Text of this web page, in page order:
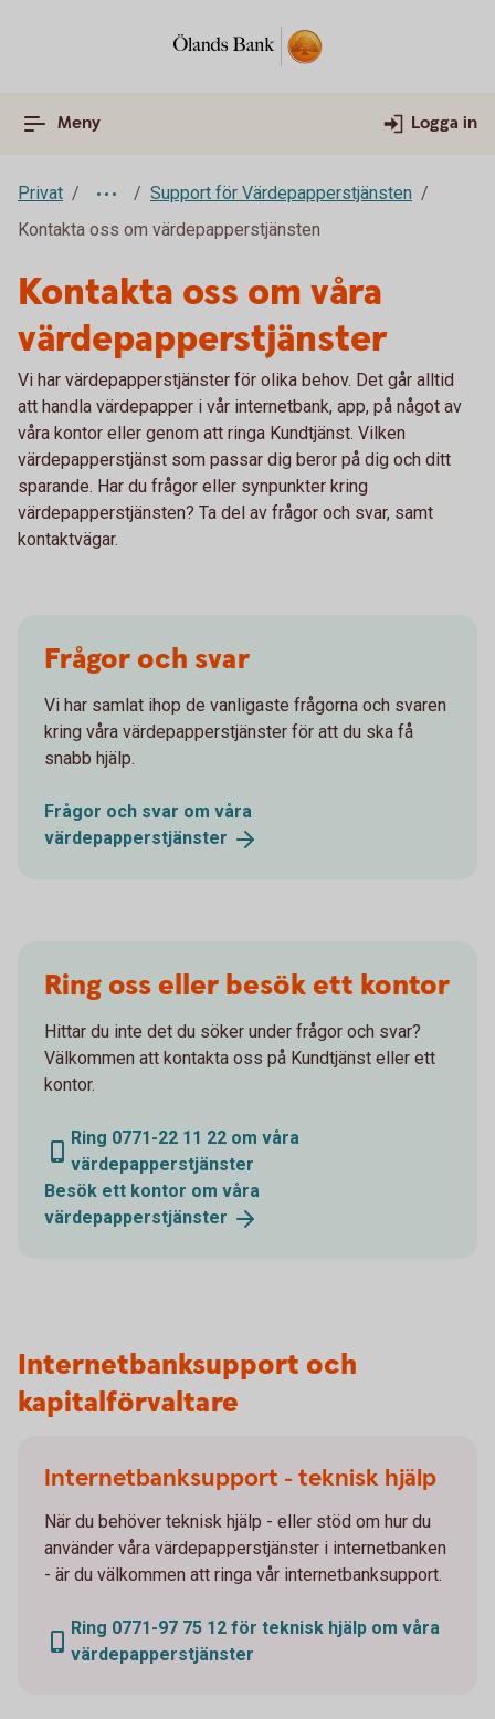
Meny Logga in
Privat
Support för Värdepapperstjänsten
Kontakta oss om värdepapperstjänsten
Kontakta oss om våra
värdepapperstjänster
Vi har värdepapperstjänster för olika behov. Det går alltid
att handla värdepapper i vår internetbank, app, på något av
våra kontor eller genom att ringa Kundtjänst. Vilken
värdepapperstjänst som passar dig beror på dig och ditt
sparande. Har du frågor eller synpunkter kring
värdepapperstjänsten? Ta del av frågor och svar, samt
kontaktvägar.
Frågor och svar
Vi har samlat ihop de vanligaste frågorna och svaren
kring våra värdepapperstjänster för att du ska få
snabb hjälp.
Frågor och svar om våra
värdepapperstjänster
Ring oss eller besök ett kontor
Hittar du inte det du söker under frågor och svar?
Välkommen att kontakta oss på Kundtjänst eller ett
kontor.
Ring 0771-22 11 22 om våra
värdepapperstjänster
Besök ett kontor om våra
värdepapperstjänster
Internetbanksupport och
kapitalförvaltare
Internetbanksupport - teknisk hjälp
När du behöver teknisk hjälp - eller stöd om hur du
använder våra värdepapperstjänster i internetbanken
- är du välkommen att ringa vår internetbanksupport.
Ring 0771-97 75 12 för teknisk hjälp om våra
värdepapperstjänster